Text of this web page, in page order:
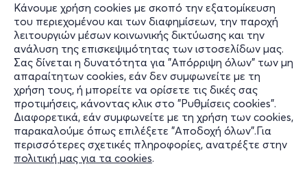
Κάνουμε χρήση cookies με σκοπό την εξατομίκευση
του περιεχομένου και των διαφημίσεων, την παροχή
λειτουργιών μέσων κοινωνικής δικτύωσης και την
ανάλυση της επισκεψιμότητας των ιστοσελίδων μας.
Σας δίνεται η δυνατότητα για "Απόρριψη όλων" των μη
απαραίτητων cookies, εάν δεν συμφωνείτε με τη
χρήση τους, ή μπορείτε να ορίσετε τις δικές σας
προτιμήσεις, κάνοντας κλικ στο "Ρυθμίσεις cookies".
Διαφορετικά, εάν συμφωνείτε με τη χρήση των cookies,
παρακαλούμε όπως επιλέξετε "Αποδοχή όλων".Για
περισσότερες σχετικές πληροφορίες, ανατρέξτε στην
πολιτική μας για τα cookies.